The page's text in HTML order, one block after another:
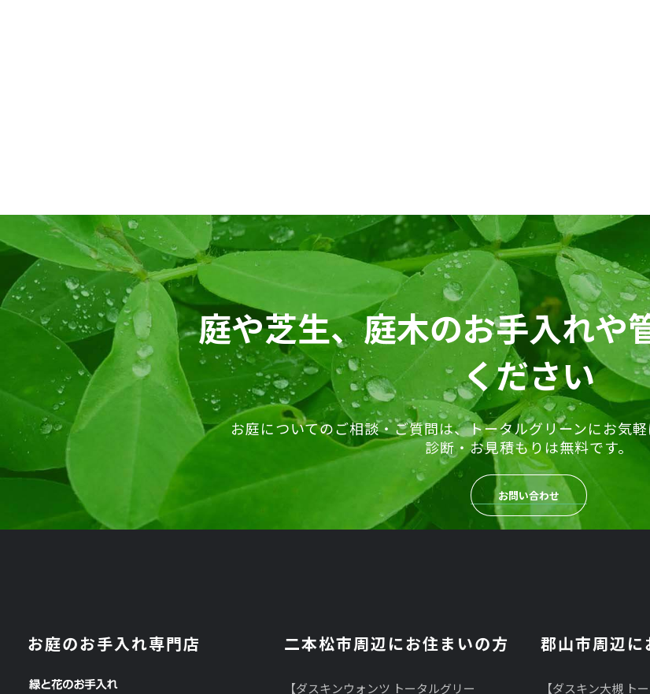
庭や芝生、庭木のお手入れや
ください
お庭についてのご相談・ご質問は、トータルグリーンにお気軽
診断・お見積もりは無料です。
お問い合わせ
お庭のお手入れ専門店 二本松市周辺にお住まいの方
【ダスキンウォンツ トータルグリー
郡山市周辺に
【ダスキン大槻 ト